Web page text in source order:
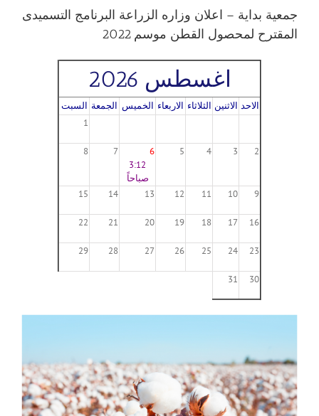
جمعية بداية – اعلان وزاره الزراعة البرنامج التسميدى
المقترح لمحصول القطن موسم 2022
اغسطس 2026
الاحد الاثنين الثلاثاء الاربعاء الخميس الجمعة السبت
1
2
3
4
5
6
3:12
صباحاً
7
8
9
10
11
12
13
14
15
16
17
18
19
20
21
22
23
24
25
26
27
28
29
30
31